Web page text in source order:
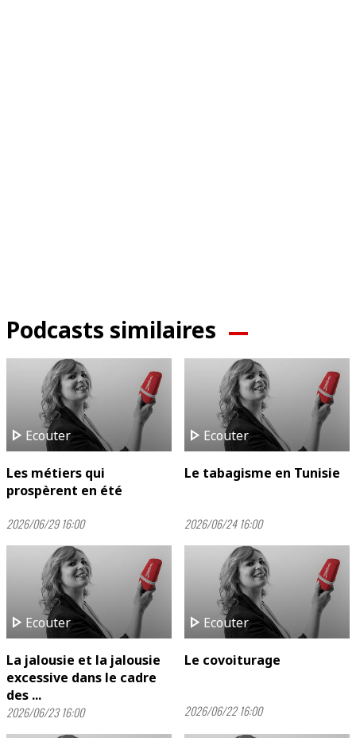
Podcasts similaires
play_arrow Ecouter
Les métiers qui
prospèrent en été
2026/06/29 16:00
play_arrow Ecouter
Le tabagisme en Tunisie
2026/06/24 16:00
play_arrow Ecouter
La jalousie et la jalousie
excessive dans le cadre
des ...
2026/06/23 16:00
play_arrow Ecouter
Le covoiturage
2026/06/22 16:00